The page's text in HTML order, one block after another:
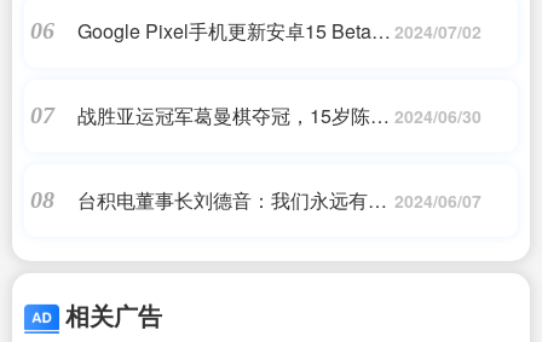
06
Google Pixel手机更新安卓15 Beta后 2024/07/02
07
战胜亚运冠军葛曼棋夺冠，15岁陈妤 2024/06/30
08
台积电董事长刘德音：我们永远有竞 2024/06/07
相关广告